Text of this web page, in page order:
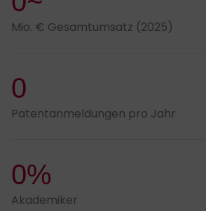
Mio. € Gesamtumsatz (2025)
0
Patentanmeldungen pro Jahr
0%
Akademiker